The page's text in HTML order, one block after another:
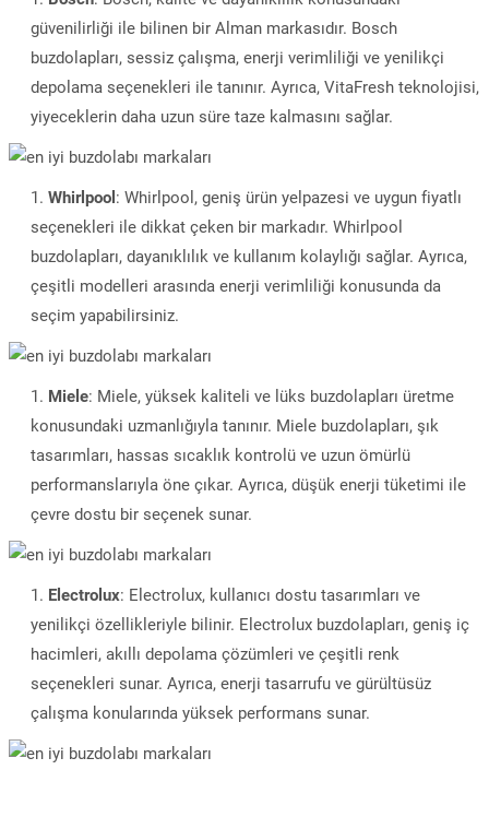
güvenilirliği ile bilinen bir Alman markasıdır. Bosch
buzdolapları, sessiz çalışma, enerji verimliliği ve yenilikçi
depolama seçenekleri ile tanınır. Ayrıca, VitaFresh teknolojisi,
yiyeceklerin daha uzun süre taze kalmasını sağlar.
Whirlpool : Whirlpool, geniş ürün yelpazesi ve uygun fiyatlı
seçenekleri ile dikkat çeken bir markadır. Whirlpool
buzdolapları, dayanıklılık ve kullanım kolaylığı sağlar. Ayrıca,
çeşitli modelleri arasında enerji verimliliği konusunda da
seçim yapabilirsiniz.
Miele: Miele, yüksek kaliteli ve lüks buzdolapları üretme
konusundaki uzmanlığıyla tanınır. Miele buzdolapları, şık
tasarımları, hassas sıcaklık kontrolü ve uzun ömürlü
performanslarıyla öne çıkar. Ayrıca, düşük enerji tüketimi ile
çevre dostu bir seçenek sunar.
Electrolux: Electrolux, kullanıcı dostu tasarımları ve
yenilikçi özellikleriyle bilinir. Electrolux buzdolapları, geniş iç
hacimleri, akıllı depolama çözümleri ve çeşitli renk
seçenekleri sunar. Ayrıca, enerji tasarrufu ve gürültüsüz
çalışma konularında yüksek performans sunar.